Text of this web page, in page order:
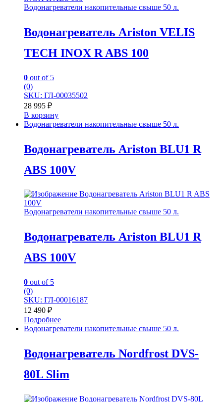
Водонагреватели накопительные свыше 50 л.
Водонагреватель Ariston VELIS
TECH INOX R ABS 100
0 out of 5
(0)
SKU: ГЛ-00035502
28 995 ₽
В корзину
Водонагреватели накопительные свыше 50 л.
Водонагреватель Ariston BLU1 R
ABS 100V
Водонагреватели накопительные свыше 50 л.
Водонагреватель Ariston BLU1 R
ABS 100V
0 out of 5
(0)
SKU: ГЛ-00016187
12 490 ₽
Подробнее
Водонагреватели накопительные свыше 50 л.
Водонагреватель Nordfrost DVS-
80L Slim